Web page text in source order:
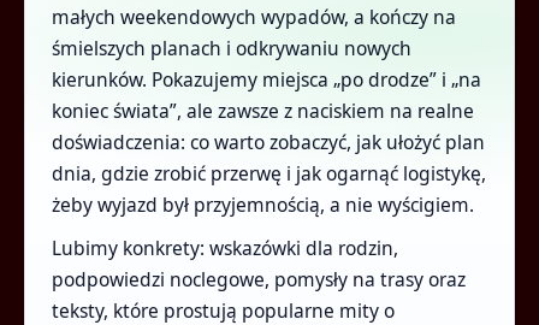
małych weekendowych wypadów, a kończy na
śmielszych planach i odkrywaniu nowych
kierunków. Pokazujemy miejsca „po drodze” i „na
koniec świata”, ale zawsze z naciskiem na realne
doświadczenia: co warto zobaczyć, jak ułożyć plan
dnia, gdzie zrobić przerwę i jak ogarnąć logistykę,
żeby wyjazd był przyjemnością, a nie wyścigiem.
Lubimy konkrety: wskazówki dla rodzin,
podpowiedzi noclegowe, pomysły na trasy oraz
teksty, które prostują popularne mity o